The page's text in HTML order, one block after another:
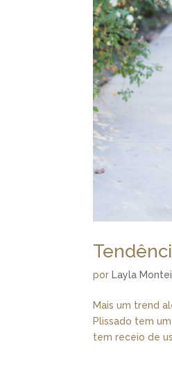
porLayla
Mais um trend
Plissado tem
tem receio de